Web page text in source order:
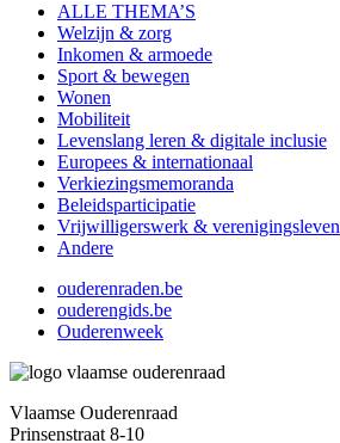
ALLE THEMA’S
Welzijn & zorg
Inkomen & armoede
Sport & bewegen
Wonen
Mobiliteit
Levenslang leren & digitale inclusie
Europees & internationaal
Verkiezingsmemoranda
Beleidsparticipatie
Vrijwilligerswerk & verenigingsleven
Andere
ouderenraden.be
ouderengids.be
Ouderenweek
Vlaamse Ouderenraad
Prinsenstraat 8-10